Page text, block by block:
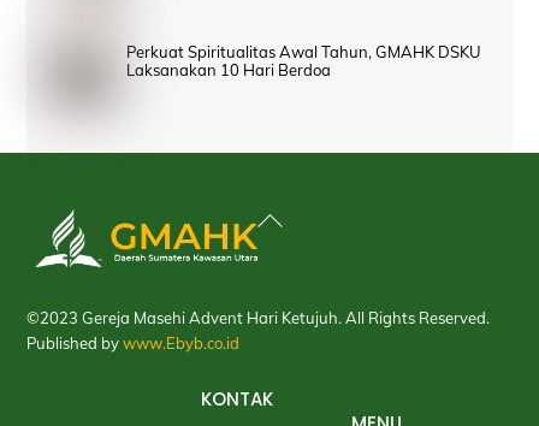
Perkuat Spiritualitas Awal Tahun, GMAHK DSKU
Laksanakan 10 Hari Berdoa
Back
©2023 Gereja Masehi Advent Hari Ketujuh. All Rights Reserved.
Published bywww.Ebyb.co.id
KONTAK